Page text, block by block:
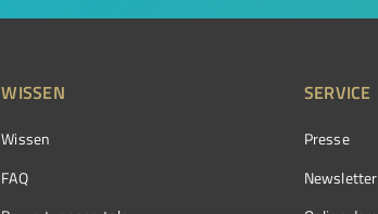
WISSEN
Wissen
FAQ
SERVICE
Presse
Newsletter